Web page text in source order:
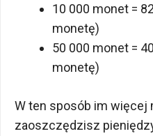
10 000 monet =
monetę)
50 000 monet =
monetę)
W ten sposób im więcej
zaoszczędzisz